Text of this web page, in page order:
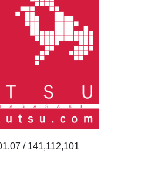
141,112,101